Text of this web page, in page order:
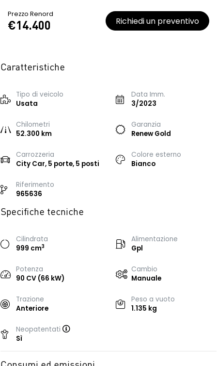
Prezzo Renord
€14.400 Richiedi un preventivo
Caratteristiche
Tipo di veicolo
Usata
Data Imm.
3/2023
Chilometri
52.300 km
Garanzia
Renew Gold
Carrozzeria
City Car, 5 porte, 5 posti
Colore esterno
Bianco
Riferimento
965636
Specifiche tecniche
Cilindrata
999 cm3
Alimentazione
Gpl
Potenza
90 CV (66 kW)
Cambio
Manuale
Trazione
Anteriore
Peso a vuoto
1.135 kg
Neopatentati
Sì